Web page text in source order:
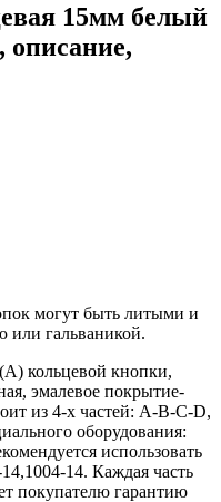
15мм белый
описание,
могут быть литыми и
гальваникой.
кольцевой кнопки,
эмалевое покрытие-
из 4-х частей: А-В-С-D,
оборудования:
использовать
14. Каждая часть
покупателю гарантию